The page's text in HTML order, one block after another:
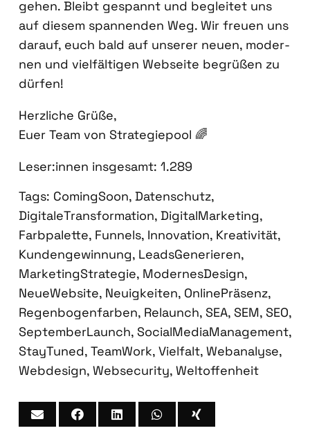
gehen. Bleibt gespannt und beglei­tet uns
auf die­sem span­nen­den Weg. Wir freu­en uns
dar­auf, euch bald auf unse­rer neu­en, moder­
nen und viel­fäl­ti­gen Web­sei­te begrü­ßen zu
dür­fen!
Herz­li­che Grü­ße,
Euer Team von Stra­te­gie­pool 🌈
Leser:innen ins­ge­samt: 1.289
Tags: ComingSoon, Datenschutz,
DigitaleTransformation, DigitalMarketing,
Farbpalette, Funnels, Innovation, Kreativität,
Kundengewinnung, LeadsGenerieren,
MarketingStrategie, ModernesDesign,
NeueWebsite, Neuigkeiten, OnlinePräsenz,
Regenbogenfarben, Relaunch, SEA, SEM, SEO,
SeptemberLaunch, SocialMediaManagement,
StayTuned, TeamWork, Vielfalt, Webanalyse,
Webdesign, Websecurity, Weltoffenheit